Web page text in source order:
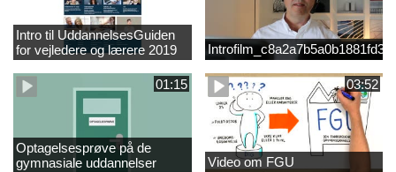
Intro til UddannelsesGuiden
for vejledere og lærere 2019
01:15
Optagelsesprøve på de
gymnasiale uddannelser
03:52
Video om FGU